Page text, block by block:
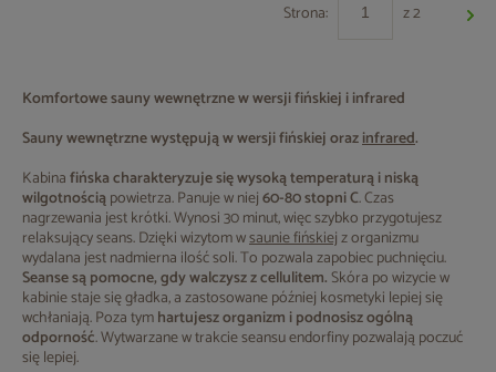
Komfortowe sauny wewnętrzne w wersji fińskiej i infrared
Sauny wewnętrznewystępują w wersji fińskiej orazinfrared.
Kabinafińska charakteryzuje się wysoką temperaturą i niską
wilgotnościąpowietrza. Panuje w niej60-80 stopni C. Czas
nagrzewania jest krótki. Wynosi 30 minut, więc szybko przygotujesz
relaksujący seans. Dzięki wizytom wsaunie fińskiejz organizmu
wydalana jest nadmierna ilość soli. To pozwala zapobiec puchnięciu.
Seanse są pomocne, gdy walczysz z cellulitem.Skóra po wizycie w
kabinie staje się gładka, a zastosowane później kosmetyki lepiej się
wchłaniają. Poza tymhartujesz organizm i podnosisz ogólną
odporność. Wytwarzane w trakcie seansu endorfiny pozwalają poczuć
się lepiej.
Strona: z 2